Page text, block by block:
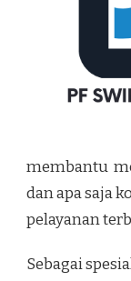
membantu
dan apa saja
pelayanan
Sebagai